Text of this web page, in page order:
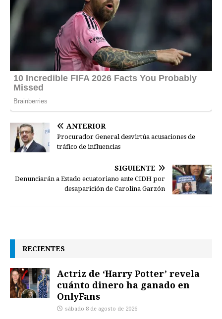
ANTERIOR
Procurador General desvirtúa acusaciones de
tráfico de influencias
SIGUIENTE
Denunciarán a Estado ecuatoriano ante CIDH por
desaparición de Carolina Garzón
RECIENTES
Actriz de ‘Harry Potter’ revela
cuánto dinero ha ganado en
OnlyFans
sábado 8 de agosto de 2026